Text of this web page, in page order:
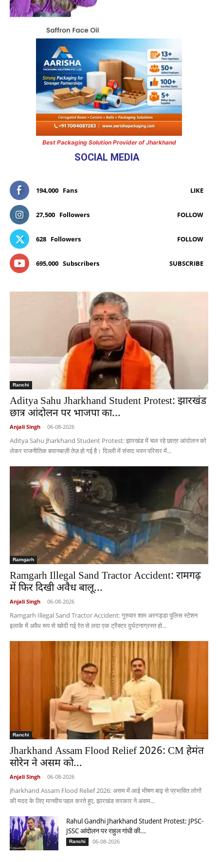
Best Packaging Solution Provider of Jharkhand
SOCIAL MEDIA
194,000 Fans LIKE
27,500 Followers FOLLOW
628 Followers FOLLOW
695,000 Subscribers SUBSCRIBE
Ranchi
Aditya Sahu Jharkhand Student Protest: झारखंड
छात्र आंदोलन पर भाजपा का...
Anjali Singh - 06-08-2026
Aditya Sahu Jharkhand Student Protest: झारखंड में चल रहे छात्र आंदोलन को
लेकर राजनीतिक बयानबाज़ी तेज़ हो गई है। दिल्ली में संसद भवन परिसर में...
Ramgarh
Ramgarh Illegal Sand Tractor Accident: रामगढ़
में फिर दिखी अवैध बालू...
Anjali Singh - 06-08-2026
Ramgarh Illegal Sand Tractor Accident: गुरुवार शाम अरगड्डा पुलिस स्टेशन
इलाके में अवैध रूप से खोदी गई रेत से लदा एक ट्रैक्टर दुर्घटनाग्रस्त हो...
Ranchi
Jharkhand Assam Flood Relief 2026: CM हेमंत
सोरेन ने असम को...
Anjali Singh - 06-08-2026
Jharkhand Assam Flood Relief 2026: असम में आई भीषण बाढ़ से प्रभावित लोगों
की मदद के लिए मानवीय पहल करते हुए, झारखंड सरकार ने असम...
Rahul Gandhi Jharkhand Student Protest: JPSC-
JSSC आंदोलन पर राहुल गांधी की...
Ranchi 06-08-2026